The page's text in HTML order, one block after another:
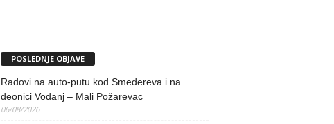
POSLEDNJE OBJAVE
Radovi na auto-putu kod Smedereva i na
deonici Vodanj – Mali Požarevac
06/08/2026